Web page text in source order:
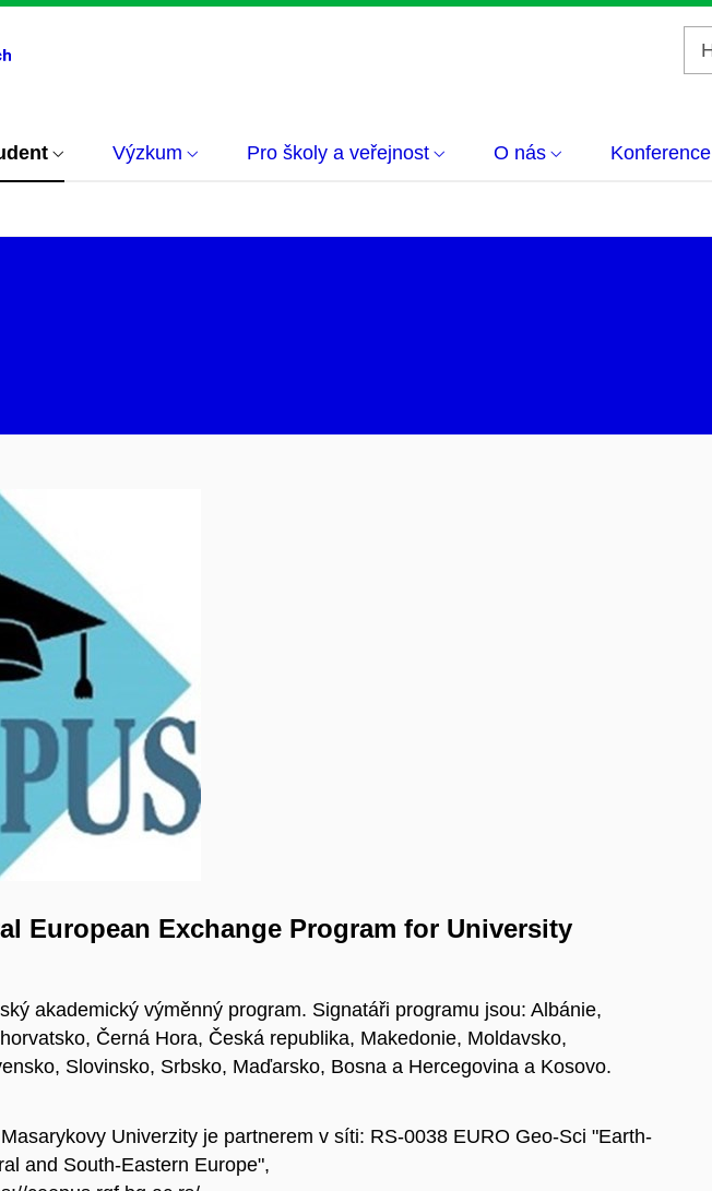
Výzkum Pro školy a veřejnost O nás Konference
European Exchange Program for University
akademický výměnný program. Signatáři programu jsou: Albánie,
Černá Hora, Česká republika, Makedonie, Moldavsko,
Slovinsko, Srbsko, Maďarsko, Bosna a Hercegovina a Kosovo.
Univerzity je partnerem v síti: RS-0038 EURO Geo-Sci "Earth-
and South-Eastern Europe",